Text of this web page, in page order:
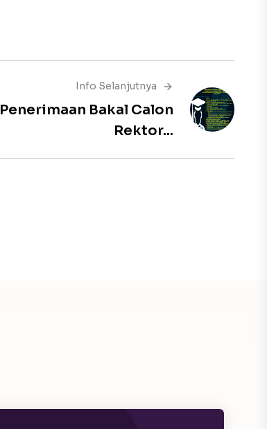
Info Selanjutnya
Penerimaan Bakal Calon
Rektor...